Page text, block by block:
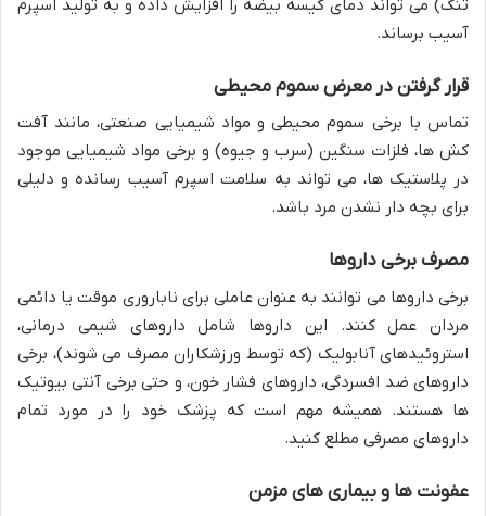
تنگ) می تواند دمای کیسه بیضه را افزایش داده و به تولید اسپرم
آسیب برساند.
قرار گرفتن در معرض سموم محیطی
تماس با برخی سموم محیطی و مواد شیمیایی صنعتی، مانند آفت
کش ها، فلزات سنگین (سرب و جیوه) و برخی مواد شیمیایی موجود
در پلاستیک ها، می تواند به سلامت اسپرم آسیب رسانده و دلیلی
برای بچه دار نشدن مرد باشد.
مصرف برخی داروها
برخی داروها می توانند به عنوان عاملی برای ناباروری موقت یا دائمی
مردان عمل کنند. این داروها شامل داروهای شیمی درمانی،
استروئیدهای آنابولیک (که توسط ورزشکاران مصرف می شوند)، برخی
داروهای ضد افسردگی، داروهای فشار خون، و حتی برخی آنتی بیوتیک
ها هستند. همیشه مهم است که پزشک خود را در مورد تمام
داروهای مصرفی مطلع کنید.
عفونت ها و بیماری های مزمن